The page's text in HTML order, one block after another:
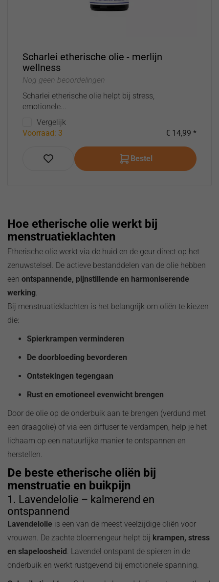
Scharlei etherische olie - merlijn
wellness
Nog geen beoordelingen
Scharlei etherische olie helpt bij stress,
emotionele...
Vergelijk
Voorraad: 3
€ 14,99 *
Bestel
Hoe etherische olie werkt bij
menstruatieklachten
Etherische olie werkt via de huid en de geur direct op het
zenuwstelsel. De actieve bestanddelen van de olie hebben
een ontspannende, pijnstillende en harmoniserende
werking.
Bij menstruatieklachten is het belangrijk om oliën te kiezen
die:
Spierkrampen verminderen
De doorbloeding bevorderen
Ontstekingen tegengaan
Rust en emotioneel evenwicht brengen
Door de olie op de onderbuik aan te brengen (verdund met
een draagolie) of via een diffuser te verdampen, help je het
lichaam op een natuurlijke manier te ontspannen en
herstellen.
De beste etherische oliën bij
menstruatie en buikpijn
1. Lavendelolie – kalmerend en
ontspannend
Lavendelolie is een van de meest veelzijdige oliën voor
vrouwen. De zachte bloemengeur helpt bij krampen, stress
en slapeloosheid. Lavendel ontspant de spieren in de
onderbuik en werkt rustgevend bij emotionele spanning.